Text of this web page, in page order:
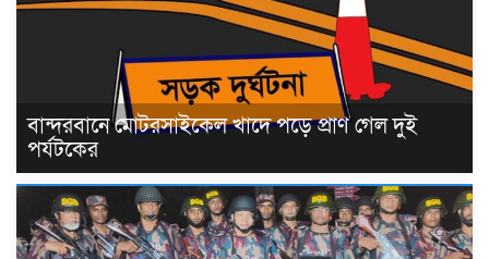
বান্দরবানে মোটরসাইকেল খাদে পড়ে প্রাণ গেল দুই
পর্যটকের